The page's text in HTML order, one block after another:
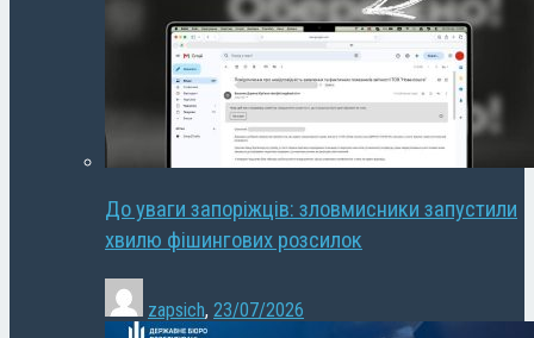
До уваги запоріжців: зловмисники запустили
хвилю фішингових розсилок
zapsich, 23/07/2026